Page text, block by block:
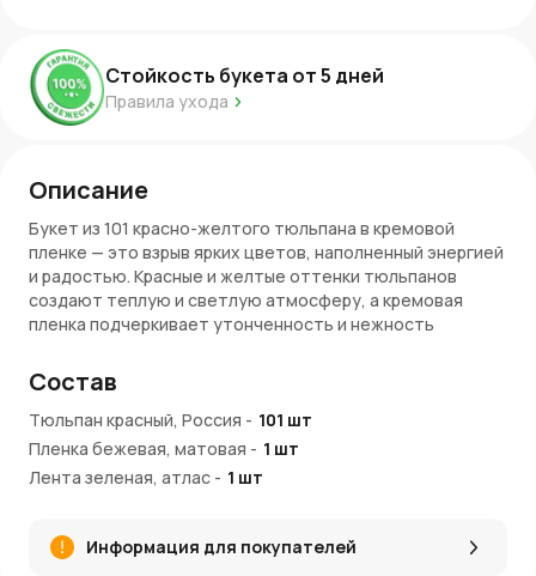
Стойкость букета от5 дней
Правила ухода
Описание
Букет из 101 красно-желтого тюльпана в кремовой
пленке — это взрыв ярких цветов, наполненный энергией
и радостью. Красные и желтые оттенки тюльпанов
создают теплую и светлую атмосферу, а кремовая
пленка подчеркивает утонченность и нежность
упаковки делают этот букет не только красивым, но и
невероятно гармоничным. Такой подарок станет ярким
акцентом в любом празднике или торжестве.
Символика букета
цвета олицетворяют гармонию, изобилие и светлые
Состав
Тюльпан красный, Россия - 101 шт
Пленка бежевая, матовая - 1 шт
Лента зеленая, атлас - 1 шт
Информация для покупателей